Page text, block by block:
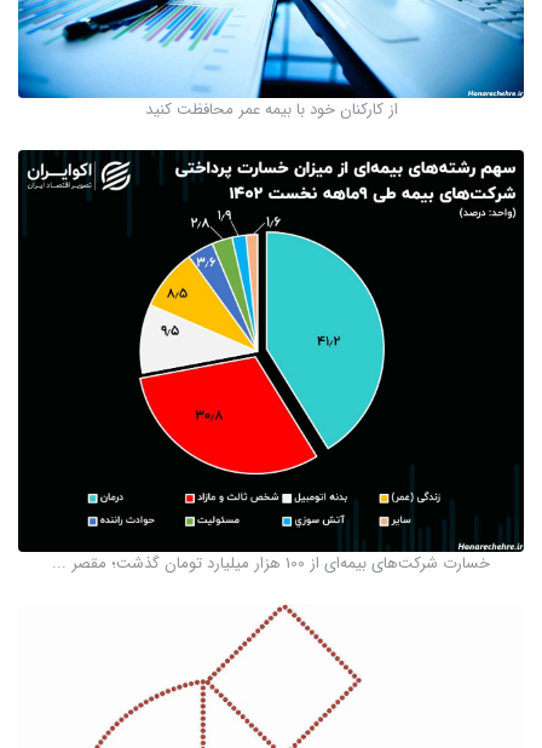
از کارکنان خود با بیمه عمر محافظت کنید
خسارت شرکت‌های بیمه‌ای از 100 هزار میلیارد تومان گذشت؛ مقصر ...